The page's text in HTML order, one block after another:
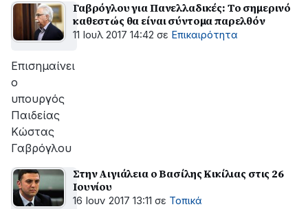
Γαβρόγλου για Πανελλαδικές: Το σημερινό
καθεστώς θα είναι σύντομα παρελθόν
11 Ιουλ 2017 14:42 σε Επικαιρότητα
Eπισημαίνει
ο
υπουργός
Παιδείας
Κώστας
Γαβρόγλου
Στην Αιγιάλεια ο Βασίλης Κικίλιας στις 26
Ιουνίου
16 Ιουν 2017 13:11 σε Τοπικά